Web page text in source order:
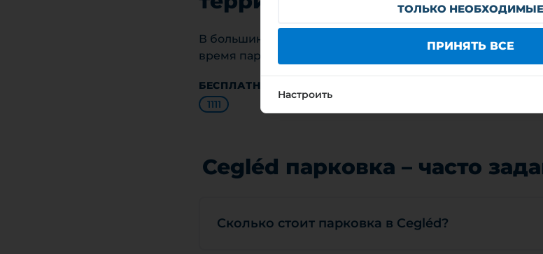
В большинстве зон Cegléd оплата обязательна в рабочие
время парковка бесплатна.
БЕСПЛАТНЫЕ ЗОНЫ В СУББОТУ:
1111
Cegléd парковка – часто
Сколько стоит парковка в Cegléd?
ТОЛЬКО НЕОБХОДИМЫЕ
ПРИНЯТЬ ВСЕ
Настроить